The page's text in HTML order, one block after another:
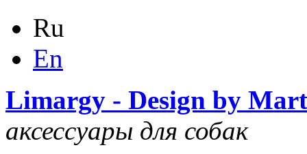
Ru
En
Limargy - Design by
аксессуары для собак